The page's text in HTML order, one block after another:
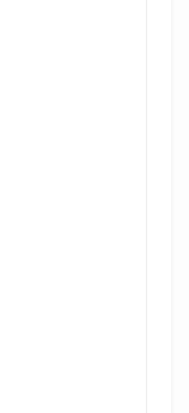
الاخيرة
الخطابات بل
ومعاديا
وبالشعارات
لثارات الحسين”
مقام سكينة،
شيعة علي بن
انتماءه الى
ان التطرف
الاسف الشديد
الجنوبية سواء